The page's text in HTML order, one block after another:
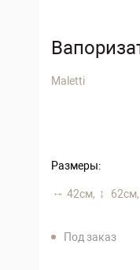
Maletti
Размеры:
42 см, 62 см,
Под заказ